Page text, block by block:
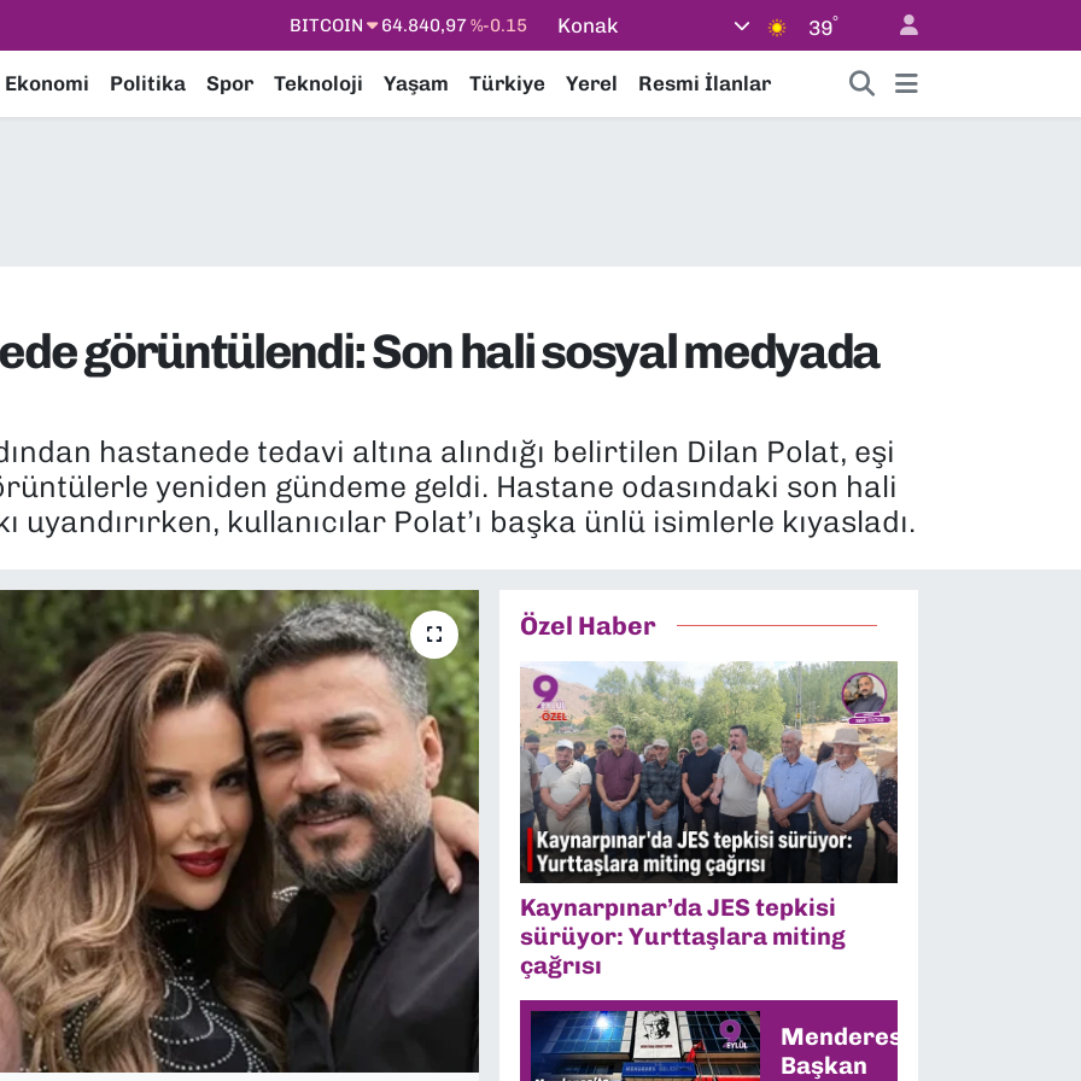
DOLAR 47,7436%0.18
STERLİN
64,4811%0.38
Konak 39°
Ekonomi Politika Spor Teknoloji Yaşam Türkiye Yerel Resmi İlanlar
görüntülendi: Son hali sosyal medyada
hastanede tedavi altına alındığı belirtilen Dilan Polat, eşi
yeniden gündeme geldi. Hastane odasındaki son hali
uyandırırken, kullanıcılar Polat’ı başka ünlü isimlerle kıyasladı.
Özel Haber
Kaynarpınar’da JES tepkisi
sürüyor: Yurttaşlara miting
çağrısı
Menderes’te
Başkan